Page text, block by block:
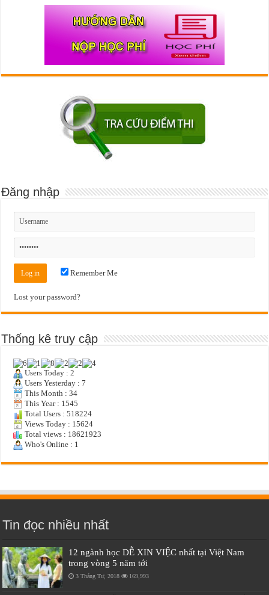
Đăng nhập
Remember Me
Lost your password?
Thống kê truy cập
Users Today : 2
Users Yesterday : 7
This Month : 34
This Year : 1545
Total Users : 518224
Views Today : 15624
Total views : 18621923
Who's Online : 1
Tin đọc nhiều nhất
12 ngành học DỄ XIN VIỆC nhất tại Việt Nam
trong vòng 5 năm tới
3 Tháng Tư, 2018 169,993